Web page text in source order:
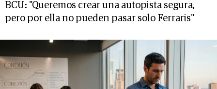
BCU: "Queremos crear una autopista segura,
pero por ella no pueden pasar solo Ferraris"